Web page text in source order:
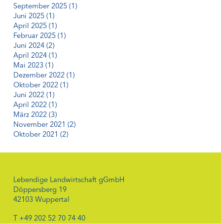
September 2025 (1)
Juni 2025 (1)
April 2025 (1)
Februar 2025 (1)
Juni 2024 (2)
April 2024 (1)
Mai 2023 (1)
Dezember 2022 (1)
Oktober 2022 (1)
Juni 2022 (1)
April 2022 (1)
März 2022 (3)
November 2021 (2)
Oktober 2021 (2)
Lebendige Landwirtschaft gGmbH
Döppersberg 19
42103 Wuppertal
T +49 202 52 70 74 40